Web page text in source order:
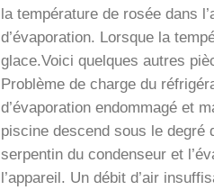
la température de rosée dans
d’évaporation. Lorsque la
glace.Voici quelques autres
Problème de charge du
d’évaporation endommagé et
piscine descend sous le degré
serpentin du condenseur et
l’appareil. Un débit d’air